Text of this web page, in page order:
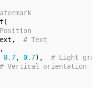
# Text
,
0. 7, 0. 7), # Light gray
# Vertical orientation